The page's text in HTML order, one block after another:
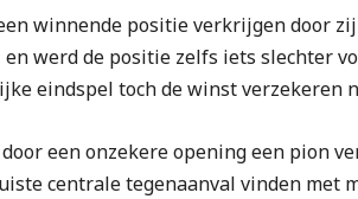
winnende positie verkrijgen door
werd de positie zelfs iets slechter
eindspel toch de winst verzekeren
een onzekere opening een pion
centrale tegenaanval vinden met